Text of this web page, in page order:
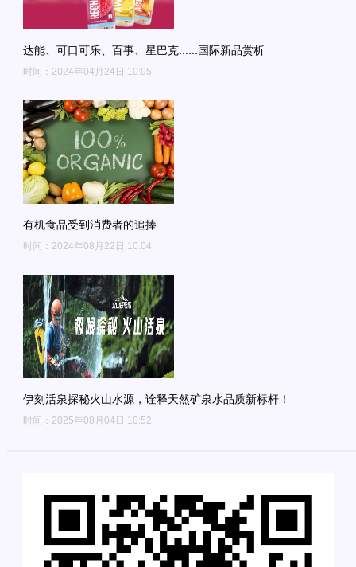
达能、可口可乐、百事、星巴克......国际新品赏析
时间：2024年04月24日 10:05
有机食品受到消费者的追捧
时间：2024年08月22日 10:04
伊刻活泉探秘火山水源，诠释天然矿泉水品质新标杆！
时间：2025年08月04日 10:52